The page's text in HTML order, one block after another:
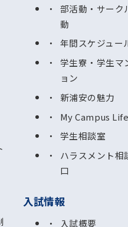
部活動・サーク
動
年間スケジュー
学生寮・学生マ
ョン
新浦安の魅力
My Campus Life
学生相談室
ハラスメント相
口
入試情報
入試概要